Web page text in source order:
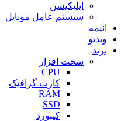
اپلیکیشن
سیستم عامل موبایل
انیمه
ویدیو
برند
سخت افزار
CPU
کارت گرافیک
RAM
SSD
کیبورد